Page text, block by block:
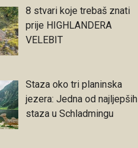
8 stvari koje trebaš znati
prije HIGHLANDERA
VELEBIT
Staza oko tri planinska
jezera: Jedna od najljepših
staza u Schladmingu